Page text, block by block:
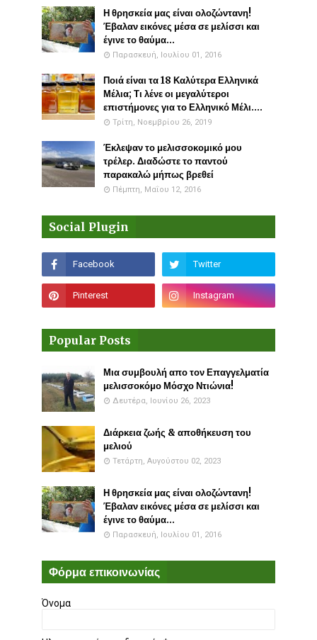
Η θρησκεία μας είναι ολοζώντανη!
Έβαλαν εικόνες μέσα σε μελίσσι και
έγινε το θαύμα...
Παρασκευή, Ιουλίου 01, 2016
Ποιά είναι τα 18 Καλύτερα Ελληνικά
Μέλια; Τι λένε οι μεγαλύτεροι
επιστήμονες για το Ελληνικό Μέλι....
Τρίτη, Νοεμβρίου 26, 2019
Έκλεψαν το μελισσοκομικό μου
τρέλερ. Διαδώστε το παντού
παρακαλώ μήπως βρεθεί
Πέμπτη, Μαΐου 12, 2016
Social Plugin
Popular Posts
Μια συμβουλή απο τον Επαγγελματία
μελισσοκόμο Μόσχο Ντιώνια!
Δευτέρα, Ιουνίου 26, 2023
Διάρκεια ζωής & αποθήκευση του
μελιού
Τετάρτη, Αυγούστου 02, 2023
Η θρησκεία μας είναι ολοζώντανη!
Έβαλαν εικόνες μέσα σε μελίσσι και
έγινε το θαύμα...
Παρασκευή, Ιουλίου 01, 2016
Φόρμα επικοινωνίας
Όνομα